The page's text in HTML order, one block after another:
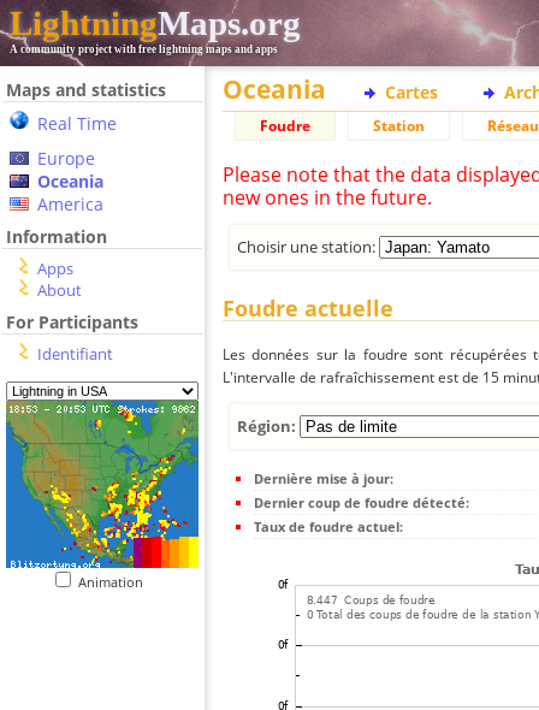
LightningMaps.org
A community project with free lightning maps and apps
Maps and statistics
Real Time
Europe
Oceania
America
Information
Apps
About
For Participants
Identifiant
Animation
Oceania Cartes
Foudre Station Réseau
Please note that the data
new ones in the future.
Choisir une station:
Foudre actuelle
Les données sur la foudre sont
L'intervalle de rafraîchissement est de 15
Région:
Dernière mise à jour:
Dernier coup de foudre détecté:
Taux de foudre actuel: